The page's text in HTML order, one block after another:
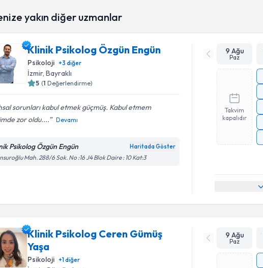
yakın diğer uzmanlar
Klinik Psikolog Özgün Engün
Psikoloji +3 diğer
İzmir, Bayraklı
5 (1 Değerlendirme)
sorunları kabul etmek güçmüş. Kabul etmem
zor oldu....
Devamı
Psikolog Özgün Engün Haritada Göster
Mah. 288/6 Sok. No :16 J4 Blok Daire : 10 Kat:3
9 Ağu
Paz
Takvim
kapalıdır
Klinik Psikolog Ceren Gümüş
Yaşa
Psikoloji +1diğer
9 Ağu
Paz